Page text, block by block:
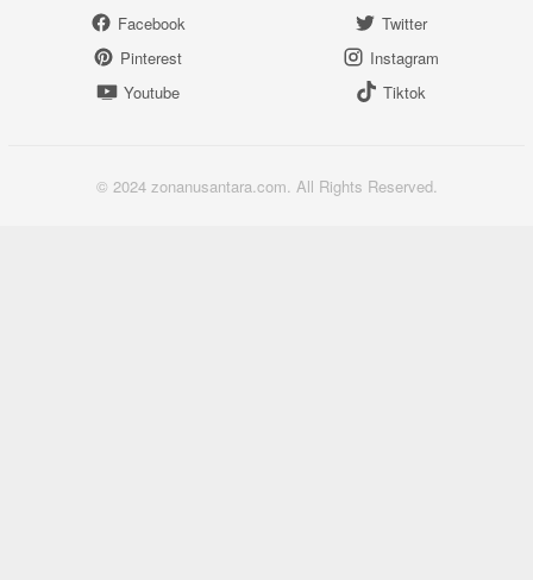
Facebook
Twitter
Pinterest
Instagram
Youtube
Tiktok
© 2024 zonanusantara.com. All Rights Reserved.